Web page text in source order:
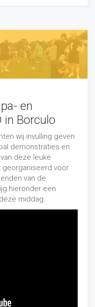
en
in Borculo
wij invulling geven
demonstraties en
deze leuke
georganiseerd voor
van de
hieronder een
middag.